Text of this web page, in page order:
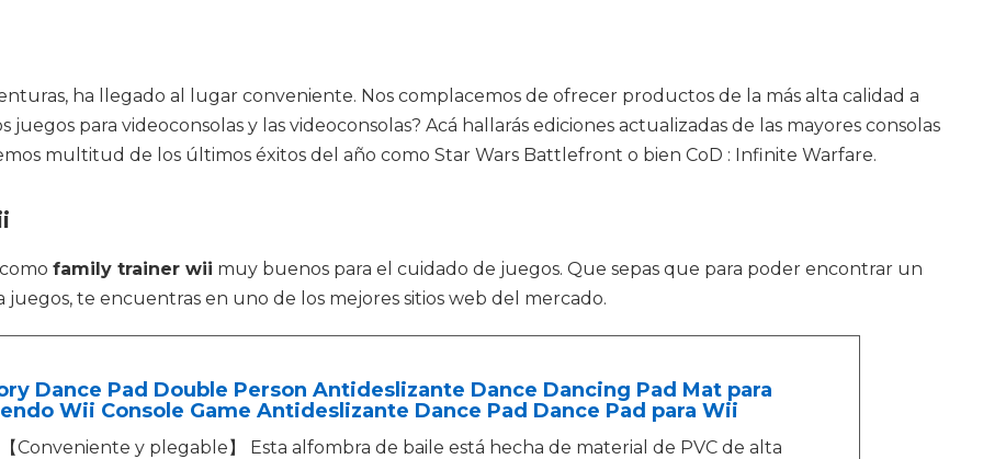
ha llegado al lugar conveniente. Nos complacemos de ofrecer productos de la más alta calidad a
juegos para videoconsolas y las videoconsolas? Acá hallarás ediciones actualizadas de las mayores consolas
multitud de los últimos éxitos del año como Star Wars Battlefront o bien CoD : Infinite Warfare.
family trainer wii muy buenos para el cuidado de juegos. Que sepas que para poder encontrar un
te encuentras en uno de los mejores sitios web del mercado.
Dance Pad Double Person Antideslizante Dance Dancing Pad Mat para
Wii Console Game Antideslizante Dance Pad Dance Pad para Wii
【Conveniente y plegable】 Esta alfombra de baile está hecha de material de PVC de alta